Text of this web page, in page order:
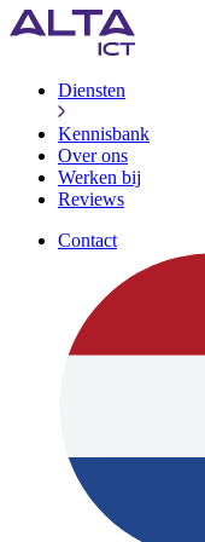
Diensten
Kennisbank
Over ons
Werken bij
Reviews
Contact